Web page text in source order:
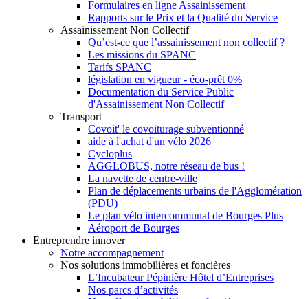
Formulaires en ligne Assainissement
Rapports sur le Prix et la Qualité du Service
Assainissement Non Collectif
Qu’est-ce que l’assainissement non collectif ?
Les missions du SPANC
Tarifs SPANC
législation en vigueur - éco-prêt 0%
Documentation du Service Public
d'Assainissement Non Collectif
Transport
Covoit' le covoiturage subventionné
aide à l'achat d'un vélo 2026
Cycloplus
AGGLOBUS, notre réseau de bus !
La navette de centre-ville
Plan de déplacements urbains de l'Agglomération
(PDU)
Le plan vélo intercommunal de Bourges Plus
Aéroport de Bourges
Entreprendre innover
Notre accompagnement
Nos solutions immobilières et foncières
L’Incubateur Pépinière Hôtel d’Entreprises
Nos parcs d’activités